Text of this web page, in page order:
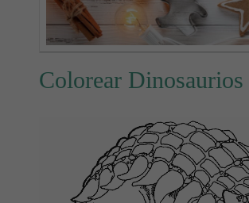
Colorear Dinosaurios